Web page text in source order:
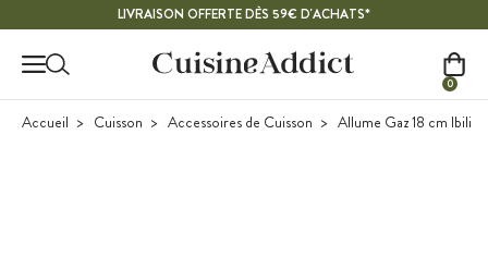
LIVRAISON OFFERTE DÈS 59€ D'ACHATS*
0
Accueil Cuisson Accessoires de Cuisson Allume Gaz 18 cm Ibili